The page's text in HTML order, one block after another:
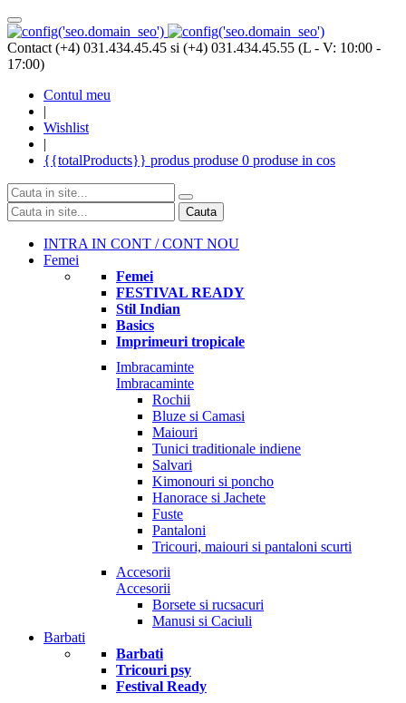
Contact (+4) 031.434.45.45 si (+4) 031.434.45.55 (L - V: 10:00 -
17:00)
Contul meu
|
Wishlist
|
{{totalProducts}} produs produse 0 produse in cos
Cauta
INTRA IN CONT / CONT NOU
Femei
Femei
FESTIVAL READY
Stil Indian
Basics
Imprimeuri tropicale
Imbracaminte
Imbracaminte
Rochii
Bluze si Camasi
Maiouri
Tunici traditionale indiene
Salvari
Kimonouri si poncho
Hanorace si Jachete
Fuste
Pantaloni
Tricouri, maiouri si pantaloni scurti
Accesorii
Accesorii
Borsete si rucsacuri
Manusi si Caciuli
Barbati
Barbati
Tricouri psy
Festival Ready